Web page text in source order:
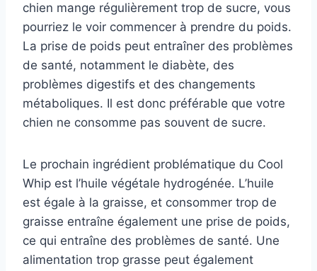
chien mange régulièrement trop de sucre, vous
pourriez le voir commencer à prendre du poids.
La prise de poids peut entraîner des problèmes
de santé, notamment le diabète, des
problèmes digestifs et des changements
métaboliques. Il est donc préférable que votre
chien ne consomme pas souvent de sucre.
Le prochain ingrédient problématique du Cool
Whip est l’huile végétale hydrogénée. L’huile
est égale à la graisse, et consommer trop de
graisse entraîne également une prise de poids,
ce qui entraîne des problèmes de santé. Une
alimentation trop grasse peut également